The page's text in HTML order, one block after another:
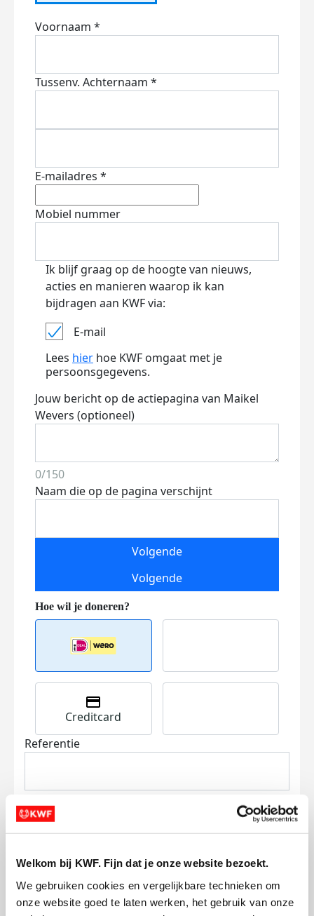
Welkom bij KWF. Fijn dat je onze website bezoekt.
We gebruiken cookies en vergelijkbare technieken om
onze website goed te laten werken, het gebruik van onze
Voornaam *
Tussenv. Achternaam *
E-mailadres *
Mobiel nummer
Ik blijf graag op de hoogte van nieuws,
acties en manieren waarop ik kan
bijdragen aan KWF via:
E-mail
Lees hier hoe KWF omgaat met je
persoonsgegevens.
Jouw bericht op de actiepagina van Maikel
Wevers (optioneel)
0/150
Naam die op de pagina verschijnt
Volgende
Volgende
Creditcard
Referentie
Ik wil bijdragen aan de transactiekosten
en betaal €0.75 extra.